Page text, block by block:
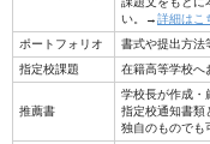
い。→詳細はこ
ポートフォリオ
書式や提出方法
指定校課題
在籍高等学校へ
推薦書
学校長が作成・
指定校通知書類
独自のものでも